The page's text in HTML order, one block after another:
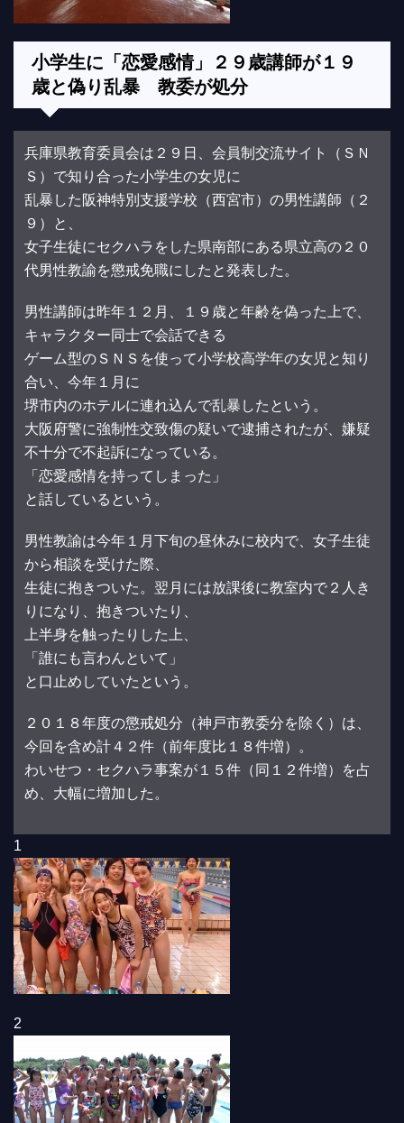
小学生に「恋愛感情」２９歳講師が１９
歳と偽り乱暴 教委が処分
兵庫県教育委員会は２９日、会員制交流サイト（ＳＮ
Ｓ）で知り合った小学生の女児に
乱暴した阪神特別支援学校（西宮市）の男性講師（２
９）と、
女子生徒にセクハラをした県南部にある県立高の２０
代男性教諭を懲戒免職にしたと発表した。
男性講師は昨年１２月、１９歳と年齢を偽った上で、
キャラクター同士で会話できる
ゲーム型のＳＮＳを使って小学校高学年の女児と知り
合い、今年１月に
堺市内のホテルに連れ込んで乱暴したという。
大阪府警に強制性交致傷の疑いで逮捕されたが、嫌疑
不十分で不起訴になっている。
「恋愛感情を持ってしまった」
と話しているという。
男性教諭は今年１月下旬の昼休みに校内で、女子生徒
から相談を受けた際、
生徒に抱きついた。翌月には放課後に教室内で２人き
りになり、抱きついたり、
上半身を触ったりした上、
「誰にも言わんといて」
と口止めしていたという。
２０１８年度の懲戒処分（神戸市教委分を除く）は、
今回を含め計４２件（前年度比１８件増）。
わいせつ・セクハラ事案が１５件（同１２件増）を占
め、大幅に増加した。
1
2